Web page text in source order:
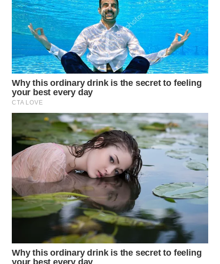
WN
LABUANBAJO
WN
BORNEO
Wahana
Media
Group
WAHANA
NEWS
WAHANA
TANI
WAHANA
ADVOKAT
INFRASTRUKTUR